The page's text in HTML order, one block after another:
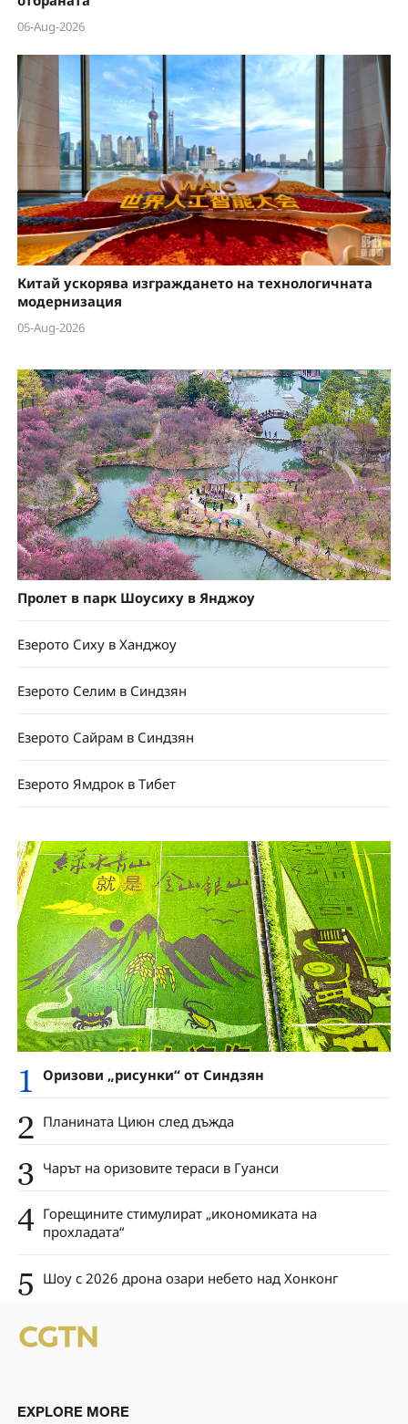
06-Aug-2026
Китай ускорява изграждането на технологичната
модернизация
05-Aug-2026
Пролет в парк Шоусиху в Янджоу
Езерото Сиху в Ханджоу
Езерото Селим в Синдзян
Езерото Сайрам в Синдзян
Езерото Ямдрок в Тибет
1 Оризови „рисунки“ от Синдзян
2 Планината Циюн след дъжда
3 Чарът на оризовите тераси в Гуанси
4 Горещините стимулират „икономиката на
прохладата“
5 Шоу с 2026 дрона озари небето над Хонконг
EXPLORE MORE